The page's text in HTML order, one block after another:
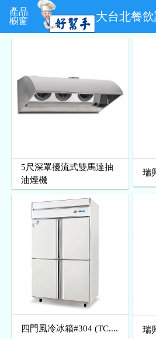
產品
櫥窗
大台北餐
5尺深罩擾流式雙馬達抽
油煙機
瑞
四門風冷冰箱#304 (TC.... 瑞